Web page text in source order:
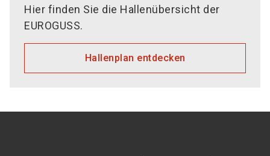
Hier finden Sie die Hallenübersicht der
EUROGUSS.
Hallenplan entdecken